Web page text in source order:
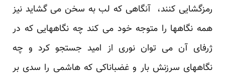
رمزگشایی کنند، آنگاهی که لب به سخن می گشاید نیز
همه نگاهها را متوجه خود می کند چه نگاههایی که در
ژرفای آن می توان نوری از امید جستجو کرد و چه
نگاههای سرزنش بار و غضباناکی که هاشمی را سدی بر